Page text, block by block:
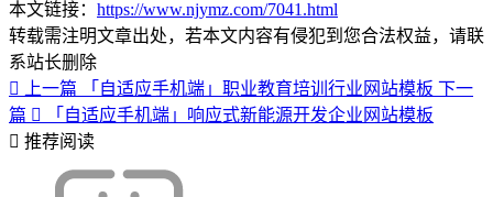
本文链接： https://www.njymz.com/7041.html
转载需注明文章出处，若本文内容有侵犯到您合法权益，请联
系站长删除
上一篇
「自适应手机端」职业教育培训行业网站模板 下一
篇
「自适应手机端」响应式新能源开发企业网站模板
推荐阅读